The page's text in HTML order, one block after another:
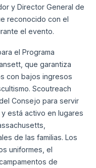
y Director General de
reconocido con el
el evento.
el Programa
que garantiza
con bajos ingresos
Scoutreach
Consejo para servir
está activo en lugares
de las familias. Los
uniformes, el
de